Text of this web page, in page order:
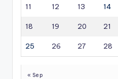
11 12 13 14
18 19 20 21
25 26 27 28
« Sep